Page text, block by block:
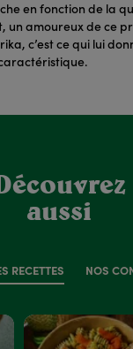
en fonction de la
un amoureux de ce
c’est ce qui lui
aussi
RECETTES NOS